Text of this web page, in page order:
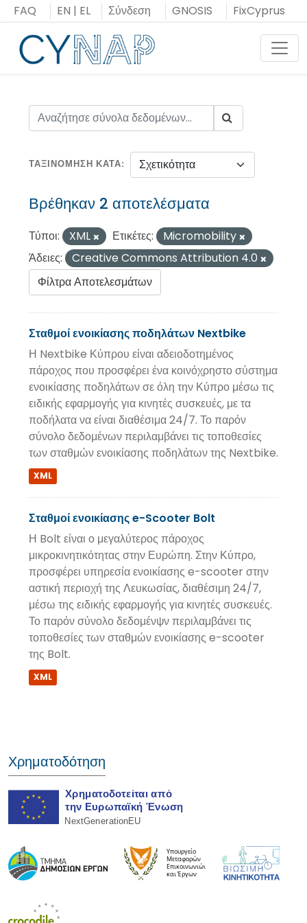
Μεταπήδηση
στο
περιεχόμενο
FAQ EN | EL Σύνδεση GNOSIS FixCyprus
ΤΑΞΙΝΌΜΗΣΗ ΚΑΤΆ
Βρέθηκαν 2 αποτελέσματα
Τύποι: XML Ετικέτες:
Micromobility
Άδειες:
Creative Commons Attribution 4.0
Φίλτρα Αποτελεσμάτων
Σταθμοί ενοικίασης ποδηλάτων Nextbike
Η Nextbike Κύπρου είναι αδειοδοτημένος
πάροχος που προσφέρει ένα κοινόχρηστο σύστημα
ενοικίασης ποδηλάτων σε όλη την Κύπρο μέσω τις
ειδικής εφαρμογής για κινητές συσκευές, με τα
ποδήλατα να είναι διαθέσιμα 24/7. Το παρόν
σύνολο δεδομένων περιλαμβάνει τις τοποθεσίες
των σταθμών ενοικίασης ποδηλάτων της Nextbike.
XML
Σταθμοί ενοικίασης e-Scooter Bolt
Η Bolt είναι ο μεγαλύτερος πάροχος
μικροκινητικότητας στην Ευρώπη. Στην Κύπρο,
προσφέρει υπηρεσία ενοικίασης e-scooter στην
αστική περιοχή της Λευκωσίας, διαθέσιμη 24/7,
μέσω της ειδικής εφαρμογής για κινητές συσκευές.
Το παρόν σύνολο δεδομένψν περιλαμβάνει τις
τοποθεσίες των σταθμών ενοικίασης e-scooter
της Bolt.
XML
Χρηματοδότηση